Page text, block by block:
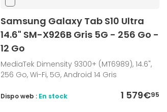
Samsung Galaxy Tab S10 Ultra
14.6" SM-X926B Gris 5G - 256 Go -
12 Go
MediaTek Dimensity 9300+ (MT6989), 14.6",
256 Go, Wi-Fi, 5G, Android 14 Gris
1 579€95
Dispo web : En stock